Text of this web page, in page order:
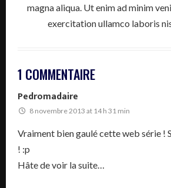
magna aliqua. Ut enim ad minim
exercitation ullamco laboris
1 COMMENTAIRE
Pedromadaire
8 novembre 2013 at 14 h 31 min
Vraiment bien gaulé cette web série !
! :p
Hâte de voir la suite…